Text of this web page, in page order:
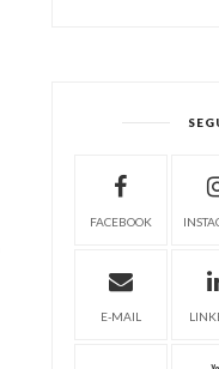
FACEBOOK
E-MAIL